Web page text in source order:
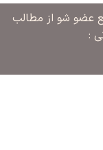
خیابان ملاهادی
عضو شو از مطالب
: